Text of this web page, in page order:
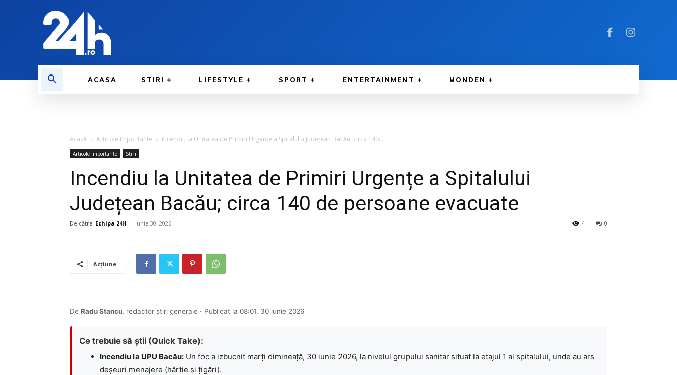
ACASA STIRI LIFESTYLE SPORT ENTERTAINMENT MONDEN
Acasă Articole Importante Incendiu la Unitatea de Primiri Urgențe a Spitalului Județean Bacău; circa 140...
Articole Importante Stiri
Incendiu la Unitatea de Primiri Urgențe a Spitalului
Județean Bacău; circa 140 de persoane evacuate
De către Echipa 24H - iunie 30, 2026 0
4
Acțiune
De Radu Stancu, redactor știri generale · Publicat la 08:01, 30 iunie 2026
Ce trebuie să știi (Quick Take):
Incendiu la UPU Bacău: Un foc a izbucnit marți dimineață, 30 iunie 2026, la nivelul grupului sanitar situat la etajul 1 al spitalului, unde au ars
deșeuri menajere (hârtie și țigări).